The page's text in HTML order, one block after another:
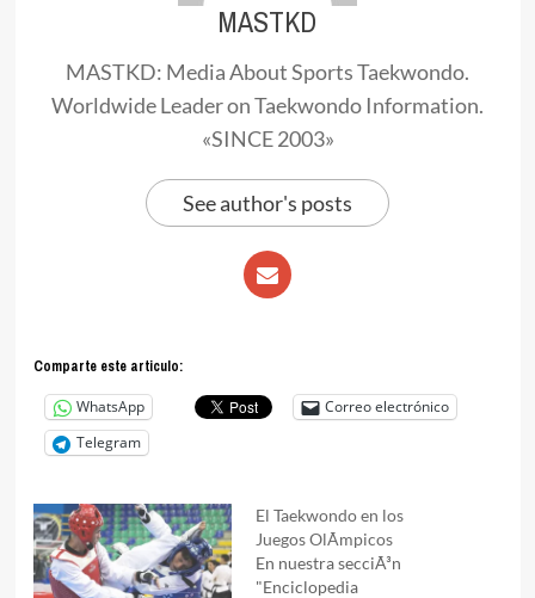
MASTKD
MASTKD: Media About Sports Taekwondo.
Worldwide Leader on Taekwondo Information.
«SINCE 2003»
See author's posts
Comparte este articulo:
WhatsApp
Correo electrónico
Telegram
El Taekwondo en los
Juegos OlÃ­mpicos
En nuestra secciÃ³n
"Enciclopedia